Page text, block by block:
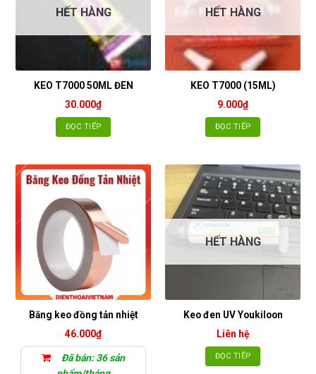
HẾT HÀNG
KEO T7000 50ML ĐEN
30.000₫
ĐỌC TIẾP
HẾT HÀNG
KEO T7000 (15ML)
9.000₫
ĐỌC TIẾP
Băng keo đồng tản nhiệt
46.000₫
Đã bán: 36 sản
HẾT HÀNG
Keo đen UV Youkiloon
Liên hệ
ĐỌC TIẾP